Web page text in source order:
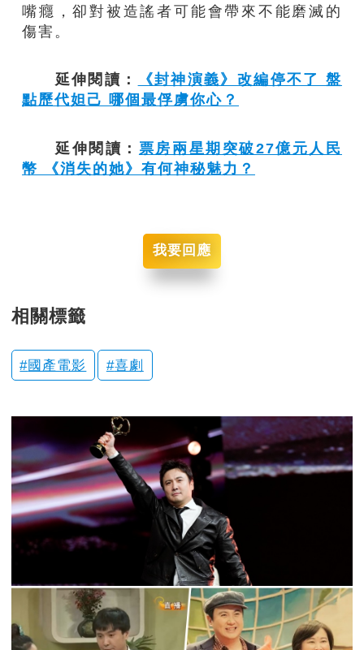
嘴癮，卻對被造謠者可能會帶來不能磨滅的
傷害。
延伸閱讀：
《封神演義》改編停不了 盤
點歷代妲己 哪個最俘虜你心？
延伸閱讀： 票房兩星期突破27億元人民
幣 《消失的她》有何神秘魅力？
我要回應
相關標籤
國產電影 喜劇